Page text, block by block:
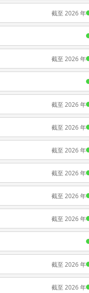
截至 2026 年
截至 2026 年
截至 2026 年
截至 2026 年
截至 2026 年
截至 2026 年
截至 2026 年
截至 2026 年
截至 2026 年
截至 2026 年